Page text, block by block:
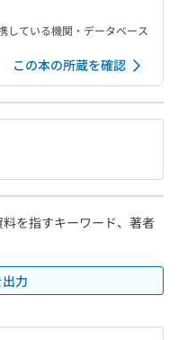
している機関・データベース
この本の所蔵を確認
を指すキーワード、著者
力